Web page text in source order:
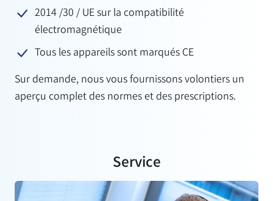
2014 /30 / UE sur la compatibilité
électromagnétique
Tous les appareils sont marqués CE
Sur demande, nous vous fournissons volontiers un
aperçu complet des normes et des prescriptions.
Service